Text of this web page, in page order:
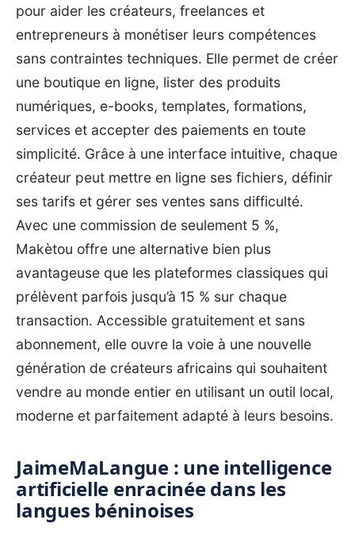
pour aider les créateurs, freelances et
entrepreneurs à monétiser leurs compétences
sans contraintes techniques. Elle permet de créer
une boutique en ligne, lister des produits
numériques, e-books, templates, formations,
services et accepter des paiements en toute
simplicité. Grâce à une interface intuitive, chaque
créateur peut mettre en ligne ses fichiers, définir
ses tarifs et gérer ses ventes sans difficulté.
Avec une commission de seulement 5 %,
Makètou offre une alternative bien plus
avantageuse que les plateformes classiques qui
prélèvent parfois jusqu’à 15 % sur chaque
transaction. Accessible gratuitement et sans
abonnement, elle ouvre la voie à une nouvelle
génération de créateurs africains qui souhaitent
vendre au monde entier en utilisant un outil local,
moderne et parfaitement adapté à leurs besoins.
JaimeMaLangue : une intelligence
artificielle enracinée dans les
langues béninoises